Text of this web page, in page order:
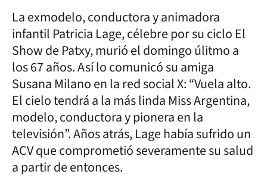
La exmodelo, conductora y animadora
infantil Patricia Lage, célebre por su ciclo El
Show de Patxy, murió el domingo úlitmo a
los 67 años. Así lo comunicó su amiga
Susana Milano en la red social X: “Vuela alto.
El cielo tendrá a la más linda Miss Argentina,
modelo, conductora y pionera en la
televisión”. Años atrás, Lage había sufrido un
ACV que comprometió severamente su salud
a partir de entonces.